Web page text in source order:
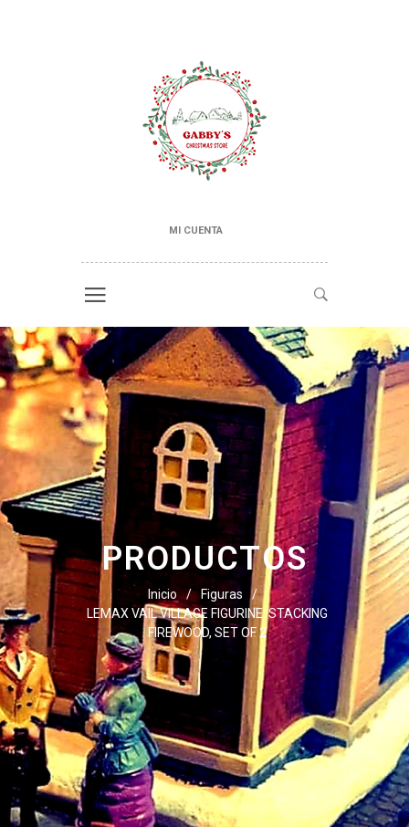
MI CUENTA
PRODUCTOS
Inicio / Figuras
/
LEMAX VAIL VILLAGE FIGURINE: STACKING
FIREWOOD, SET OF 2